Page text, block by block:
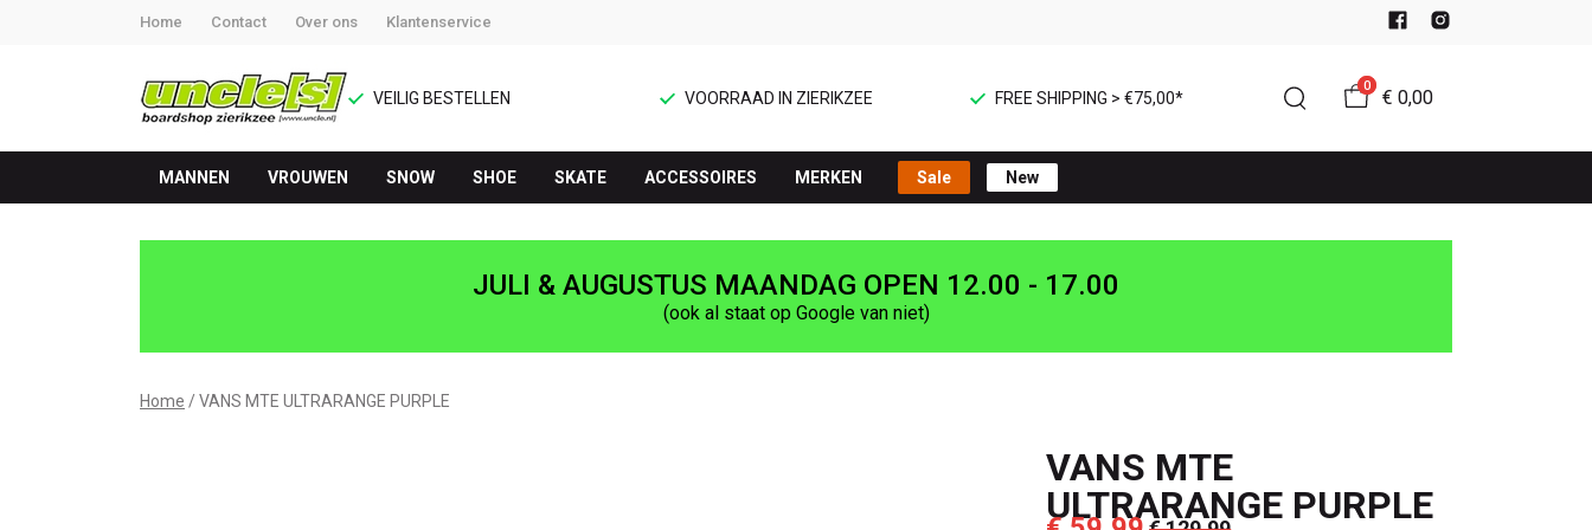
Home Contact Over ons Klantenservice
VEILIG BESTELLEN VOORRAAD IN ZIERIKZEE FREE SHIPPING > €75,00*
0
€ 0,00
MANNEN VROUWEN SNOW SHOE SKATE ACCESSOIRES MERKEN Sale New
VANS
ULTRARANGE
PURPLE
JULI & AUGUSTUS MAANDAG OPEN 12.00 - 17.00
(ook al staat op Google van niet)
Home VANS MTE ULTRARANGE PURPLE
VANS MTE
ULTRARANGE PURPLE